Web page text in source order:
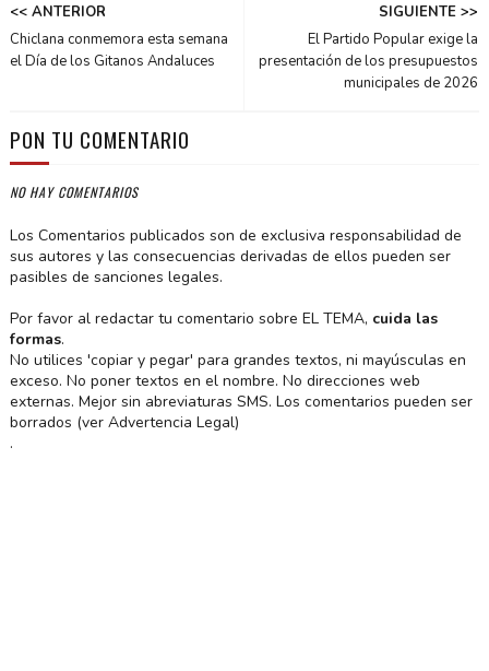
SIGUIENTE >>
El Partido Popular exige la
presentación de los presupuestos
municipales de 2026
<< ANTERIOR
Chiclana conmemora esta semana
el Día de los Gitanos Andaluces
PON TU COMENTARIO
NO HAY COMENTARIOS
Los Comentarios publicados son de exclusiva responsabilidad de
sus autores y las consecuencias derivadas de ellos pueden ser
pasibles de sanciones legales.
Por favor al redactar tu comentario sobre EL TEMA, cuida las
formas.
No utilices 'copiar y pegar' para grandes textos, ni mayúsculas en
exceso. No poner textos en el nombre. No direcciones web
externas. Mejor sin abreviaturas SMS. Los comentarios pueden ser
borrados (ver Advertencia Legal)
.